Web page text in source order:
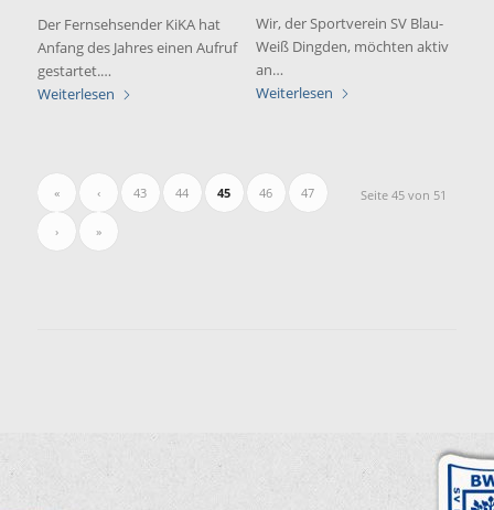
Der Fernsehsender KiKA hat
Anfang des Jahres einen Aufruf
gestartet.…
Weiterlesen
Wir, der Sportverein SV Blau-
Weiß Dingden, möchten aktiv
an…
Weiterlesen
Seite 45 von 51
« ‹ 43 44 45 46 47
› »